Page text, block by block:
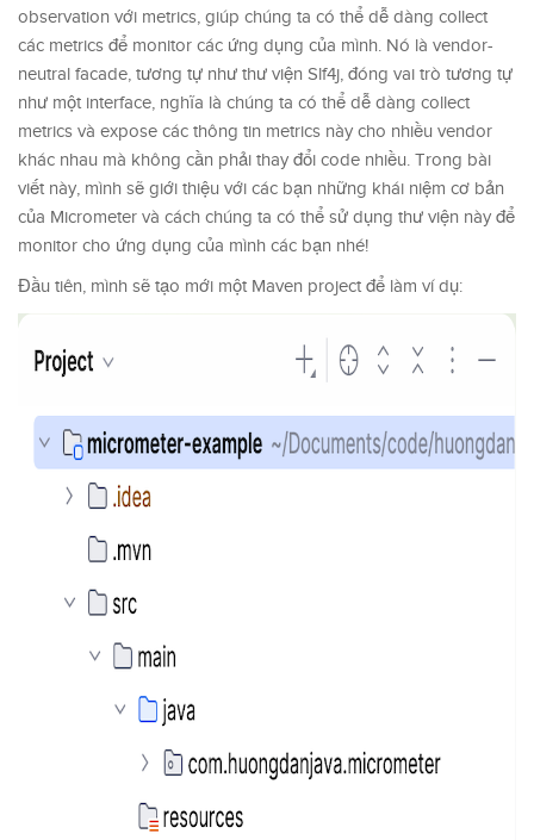
observation với metrics, giúp chúng ta có thể dễ dàng collect
các metrics để monitor các ứng dụng của mình. Nó là vendor-
neutral facade, tương tự như thư viện Slf4j, đóng vai trò tương tự
như một interface, nghĩa là chúng ta có thể dễ dàng collect
metrics và expose các thông tin metrics này cho nhiều vendor
khác nhau mà không cần phải thay đổi code nhiều. Trong bài
viết này, mình sẽ giới thiệu với các bạn những khái niệm cơ bản
của Micrometer và cách chúng ta có thể sử dụng thư viện này để
monitor cho ứng dụng của mình các bạn nhé!
Đầu tiên, mình sẽ tạo mới một Maven project để làm ví dụ: